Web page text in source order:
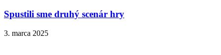
Spustili sme druhý scenár hry
3. marca 2025